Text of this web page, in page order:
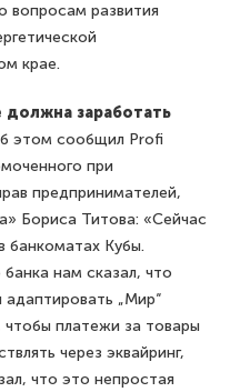
вопросам развития
крае.
должна заработать
этом сообщил Profi
при
предпринимателей,
Бориса Титова: «Сейчас
банкоматах Кубы.
нам сказал, что
„Мир“
платежи за товары
через эквайринг,
что это непростая